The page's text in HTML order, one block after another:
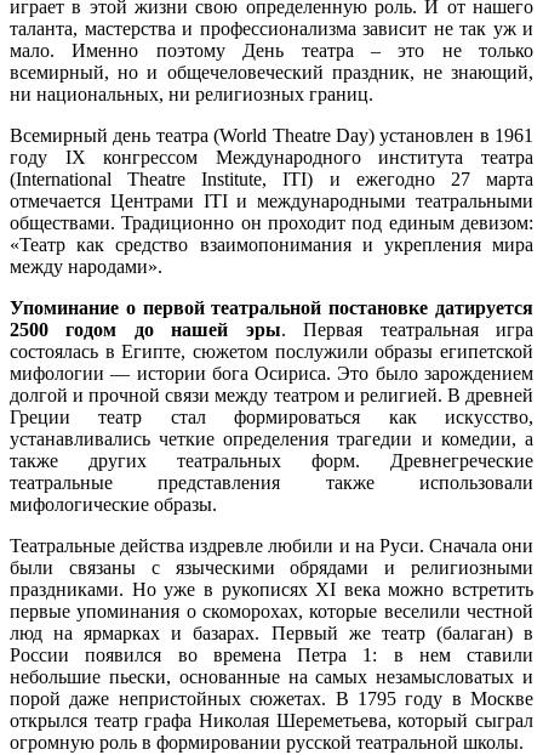
играет в этой жизни свою определенную роль. И от нашего
таланта, мастерства и профессионализма зависит не так уж и
мало. Именно поэтому День театра – это не только
всемирный, но и общечеловеческий праздник, не знающий,
ни национальных, ни религиозных границ.
Всемирный день театра (World Theatre Day) установлен в 1961
году IX конгрессом Международного института театра
(International Theatre Institute, ITI) и ежегодно 27 марта
отмечается Центрами ITI и международными театральными
обществами. Традиционно он проходит под единым девизом:
«Театр как средство взаимопонимания и укрепления мира
между народами».
Упоминание о первой театральной постановке датируется
2500 годом до нашей эры. Первая театральная игра
состоялась в Египте, сюжетом послужили образы египетской
мифологии — истории бога Осириса. Это было зарождением
долгой и прочной связи между театром и религией. В древней
Греции театр стал формироваться как искусство,
устанавливались четкие определения трагедии и комедии, а
также других театральных форм. Древнегреческие
театральные представления также использовали
мифологические образы.
Театральные действа издревле любили и на Руси. Сначала они
были связаны с языческими обрядами и религиозными
праздниками. Но уже в рукописях XI века можно встретить
первые упоминания о скоморохах, которые веселили честной
люд на ярмарках и базарах. Первый же театр (балаган) в
России появился во времена Петра 1: в нем ставили
небольшие пьески, основанные на самых незамысловатых и
порой даже непристойных сюжетах. В 1795 году в Москве
открылся театр графа Николая Шереметьева, который сыграл
огромную роль в формировании русской театральной школы.